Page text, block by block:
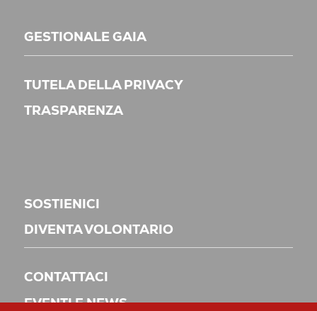
GESTIONALE GAIA
TUTELA DELLA PRIVACY
TRASPARENZA
SOSTIENICI
DIVENTA VOLONTARIO
CONTATTACI
EVENTI E NEWS